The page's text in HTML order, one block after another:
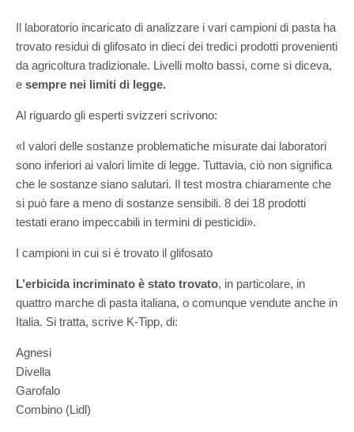
Il laboratorio incaricato di analizzare i vari campioni di pasta ha
trovato residui di glifosato in dieci dei tredici prodotti provenienti
da agricoltura tradizionale. Livelli molto bassi, come si diceva,
e sempre nei limiti di legge.
Al riguardo gli esperti svizzeri scrivono:
«I valori delle sostanze problematiche misurate dai laboratori
sono inferiori ai valori limite di legge. Tuttavia, ciò non significa
che le sostanze siano salutari. Il test mostra chiaramente che
si può fare a meno di sostanze sensibili. 8 dei 18 prodotti
testati erano impeccabili in termini di pesticidi».
I campioni in cui si è trovato il glifosato
L’erbicida incriminato è stato trovato, in particolare, in
quattro marche di pasta italiana, o comunque vendute anche in
Italia. Si tratta, scrive K-Tipp, di:
Agnesi
Divella
Garofalo
Combino (Lidl)